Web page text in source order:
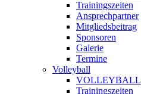
Trainingszeiten
Ansprechpartner
Mitgliedsbeitrag
Sponsoren
Galerie
Termine
Volleyball
VOLLEYBALL
Trainingszeiten